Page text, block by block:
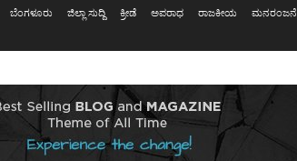
ಬೆಂಗಳೂರು ಜಿಲ್ಲಾ ಸುದ್ದಿ ಕ್ರೀಡೆ ಅಪರಾಧ ರಾಜಕೀಯ ಮನರಂಜನೆ